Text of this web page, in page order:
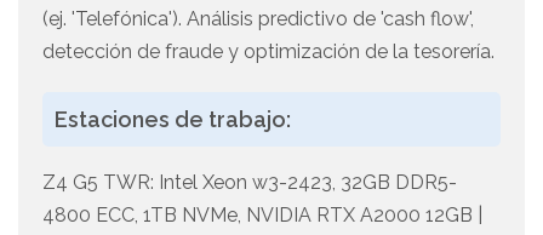
(ej. 'Telefónica'). Análisis predictivo de 'cash flow',
detección de fraude y optimización de la tesorería.
Estaciones de trabajo:
Z4 G5 TWR: Intel Xeon w3-2423, 32GB DDR5-
4800 ECC, 1TB NVMe, NVIDIA RTX A2000 12GB |